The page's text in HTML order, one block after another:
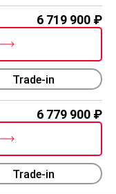
6 719 900
Trade-in
6 779 900
Trade-in